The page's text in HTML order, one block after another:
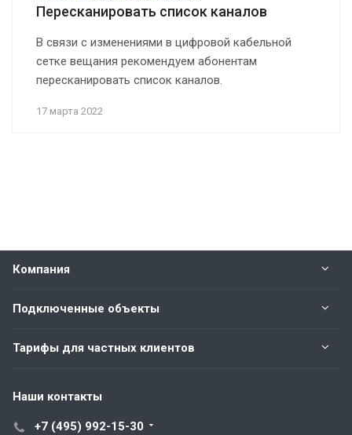
Пересканировать список каналов
В связи с изменениями в цифровой кабельной
сетке вещания рекомендуем абонентам
пересканировать список каналов.
17 марта 2022
Компания
Подключенные объекты
Тарифы для частных клиентов
Наши контакты
+7 (495) 992-15-30